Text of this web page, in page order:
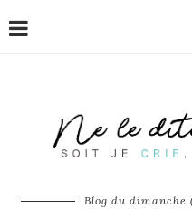
Blog du dimanche